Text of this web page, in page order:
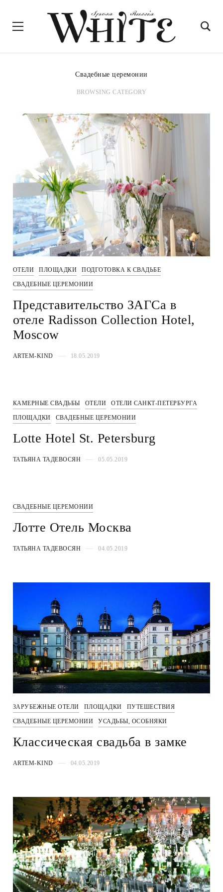
Свадебные церемонии
BROWSING CATEGORY
ОТЕЛИ ПЛОЩАДКИ ПОДГОТОВКА К СВАДЬБЕ
СВАДЕБНЫЕ ЦЕРЕМОНИИ
Представительство ЗАГСа в
отеле Radisson Collection Hotel,
Moscow
ARTEM-KIND 18.05.2019
КАМЕРНЫЕ СВАДЬБЫ ОТЕЛИ ОТЕЛИ САНКТ-ПЕТЕРБУРГА
ПЛОЩАДКИ СВАДЕБНЫЕ ЦЕРЕМОНИИ
Lotte Hotel St. Petersburg
ТАТЬЯНА ТАДЕВОСЯН 05.05.2019
СВАДЕБНЫЕ ЦЕРЕМОНИИ
Лотте Отель Москва
ТАТЬЯНА ТАДЕВОСЯН 04.05.2019
ЗАРУБЕЖНЫЕ ОТЕЛИ ПЛОЩАДКИ ПУТЕШЕСТВИЯ
СВАДЕБНЫЕ ЦЕРЕМОНИИ УСАДЬБЫ, ОСОБНЯКИ
Классическая свадьба в замке
ARTEM-KIND 04.05.2019